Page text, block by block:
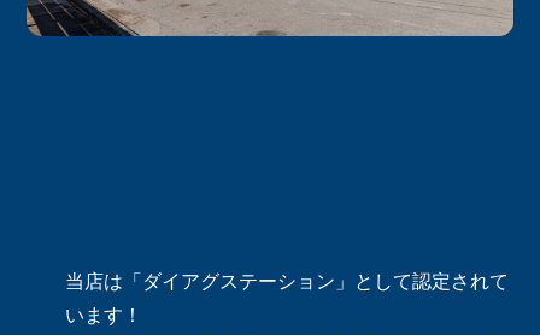
当店は「ダイアグステーション」として認定されて
います！